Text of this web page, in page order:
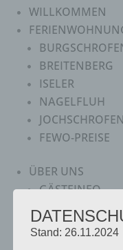
WILLKOMMEN
BREITENBERG
ISELER
NAGELFLUH
JOCHSCHROFEN
FEWO-PREISE
ÜBER UNS
GÄSTEINFO
BEWERTUNGEN
BAD HINDELANG
Stand: 26.11.2024